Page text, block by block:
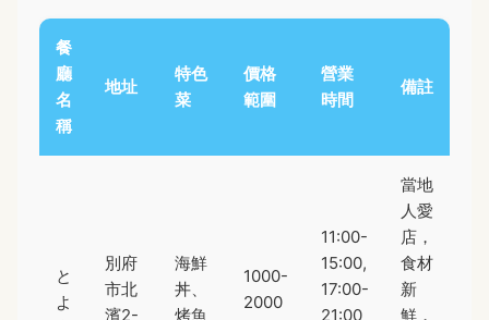
餐
廳
名
稱
地址
特色
菜
價格
範圍
營業
時間
備註
と
よ
別府
市北
濱2-
海鮮
丼、
烤魚
1000-
2000
11:00-
15:00,
17:00-
21:00
當地
人愛
店，
食材
新
鮮，